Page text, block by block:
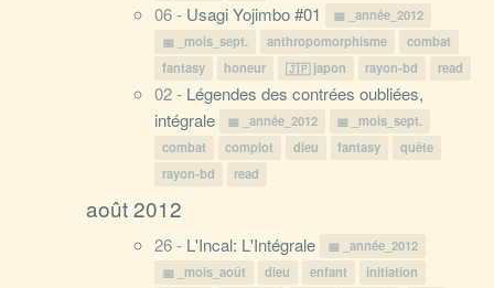
06 - Usagi Yojimbo #01
_année_2012
_mois_sept.
anthropomorphisme
combat
fantasy
honeur japon rayon-bd read
02 - Légendes des contrées oubliées,
intégrale
_année_2012
_mois_sept.
combat
complot dieu fantasy
quête
rayon-bd
read
août 2012
26 - L'Incal: L'Intégrale
_année_2012
_mois_août
dieu enfant
initiation